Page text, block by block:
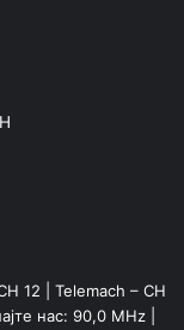
12 | Telemach – CH
нас: 90,0 MHz |